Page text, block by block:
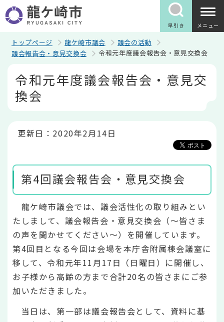
の
ペ
早引き メニュー
トップページ 龍ケ崎市議会
議会の活動
議会報告会・意見交換会
令和元年度議会報告会・意見交換会
令和元年度議会報告会・意見交
換会
更新日：2020年2月14日
第4回議会報告会・意見交換会
龍ケ崎市議会では、議会活性化の取り組みとい
たしまして、議会報告会・意見交換会（～皆さま
の声を聞かせてください～）を開催しています。
第4回目となる今回は会場を本庁舎附属棟会議室に
移して、令和元年11月17日（日曜日）に開催し、
お子様から高齢の方まで合計20名の皆さまにご参
加いただきました。
当日は、第一部は議会報告会として、資料に基